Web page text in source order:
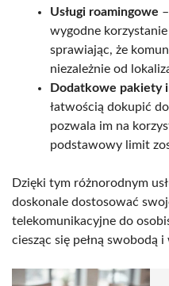
Usługi roamingowe
wygodne
sprawiając, że
niezależnie od
Dodatkowe pakiety
łatwością dokupić
pozwala im na
podstawowy limit
Dzięki tym różnorodnym
doskonale dostosować
telekomunikacyjne do
ciesząc się pełną swobodą